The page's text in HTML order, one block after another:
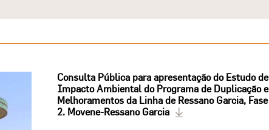
Consulta Pública para apresentação do Estudo de
Impacto Ambiental do Programa de Duplicação e
Melhoramentos da Linha de Ressano Garcia, Fase
2. Movene-Ressano Garcia